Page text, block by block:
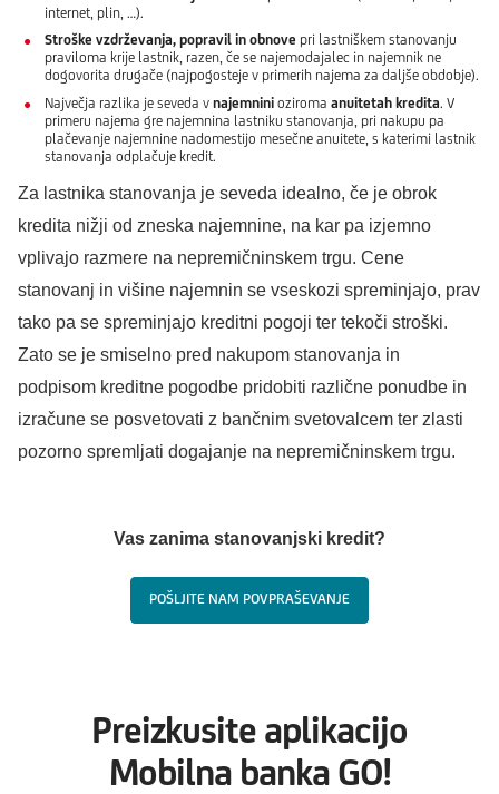
internet, plin, …).
Stroške vzdrževanja, popravil in obnove pri lastniškem stanovanju
praviloma krije lastnik, razen, če se najemodajalec in najemnik ne
dogovorita drugače (najpogosteje v primerih najema za daljše obdobje).
Največja razlika je seveda v najemnini oziroma anuitetah kredita. V
primeru najema gre najemnina lastniku stanovanja, pri nakupu pa
plačevanje najemnine nadomestijo mesečne anuitete, s katerimi lastnik
stanovanja odplačuje kredit.
Za lastnika stanovanja je seveda idealno, če je obrok
kredita nižji od zneska najemnine, na kar pa izjemno
vplivajo razmere na nepremičninskem trgu. Cene
stanovanj in višine najemnin se vseskozi spreminjajo, prav
tako pa se spreminjajo kreditni pogoji ter tekoči stroški.
Zato se je smiselno pred nakupom stanovanja in
podpisom kreditne pogodbe pridobiti različne ponudbe in
izračune se posvetovati z bančnim svetovalcem ter zlasti
pozorno spremljati dogajanje na nepremičninskem trgu.
Vas zanima stanovanjski kredit?
POŠLJITE NAM POVPRAŠEVANJE
Preizkusite aplikacijo
Mobilna banka GO!